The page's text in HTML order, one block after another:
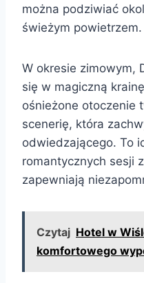
można podziwiać
świeżym powietrzem.
W okresie zimowym,
się w magiczną
ośnieżone otoczenie
scenerię, która
odwiedzającego. To
romantycznych sesji
zapewniają
Czytaj Hotel w
komfortowego